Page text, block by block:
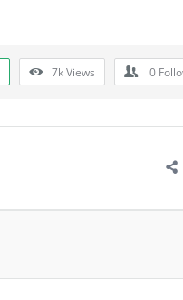
7kViews 0